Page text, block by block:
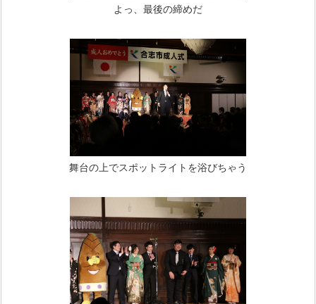
よっ、最後の締めだ
舞台の上でスポットライトを浴びちゃう